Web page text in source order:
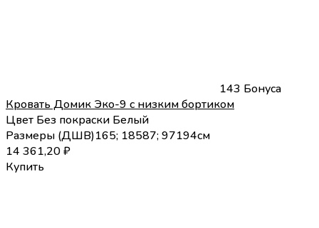
143 Бонуса
Кровать Домик Эко-9 с низким бортиком
Цвет Без покраски Белый
Размеры (ДШВ)165; 18587; 97194см
14 361,20₽
Купить